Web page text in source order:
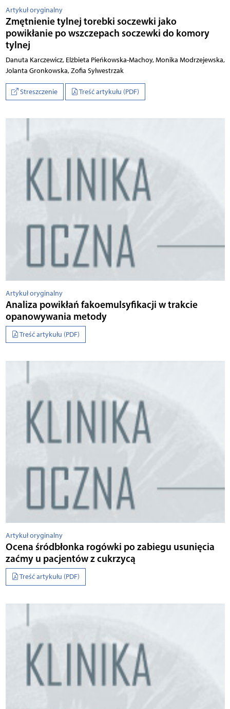
Artykuł oryginalny
Zmętnienie tylnej torebki soczewki jako
powikłanie po wszczepach soczewki do komory
tylnej
Danuta Karczewicz, Elżbieta Pieńkowska-Machoy, Monika Modrzejewska,
Jolanta Gronkowska, Zofia Sylwestrzak
Streszczenie Treść artykułu (PDF)
Artykuł oryginalny
Analiza powikłań fakoemulsyfikacji w trakcie
opanowywania metody
Treść artykułu (PDF)
Artykuł oryginalny
Ocena śródbłonka rogówki po zabiegu usunięcia
zaćmy u pacjentów z cukrzycą
Treść artykułu (PDF)